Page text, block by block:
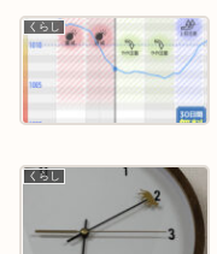
くらし
くらし